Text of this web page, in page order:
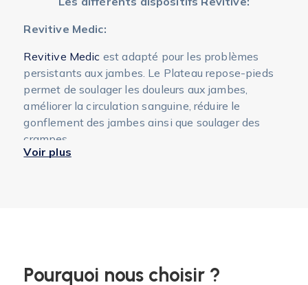
Revitive Medic:
Revitive Medic est adapté pour les problèmes
persistants aux jambes. Le Plateau repose-pieds
permet de soulager les douleurs aux jambes,
améliorer la circulation sanguine, réduire le
gonflement des jambes ainsi que soulager des
crampes.
Voir plus
Pourquoi nous choisir ?